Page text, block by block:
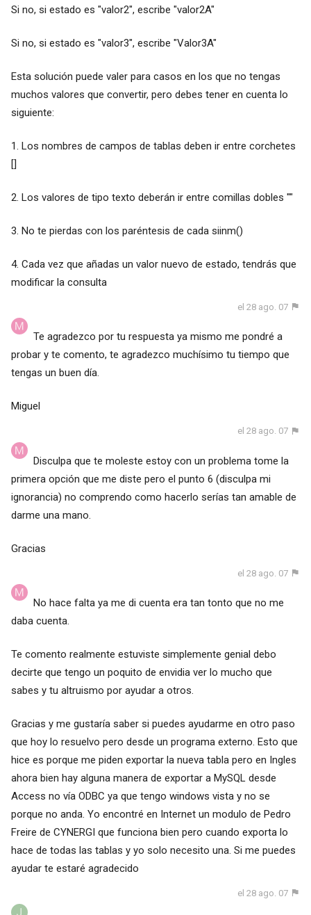
Si no, si estado es "valor2", escribe "valor2A"
Si no, si estado es "valor3", escribe "Valor3A"
Esta solución puede valer para casos en los que no tengas
muchos valores que convertir, pero debes tener en cuenta lo
siguiente:
1. Los nombres de campos de tablas deben ir entre corchetes
[]
2. Los valores de tipo texto deberán ir entre comillas dobles ""
3. No te pierdas con los paréntesis de cada siinm()
4. Cada vez que añadas un valor nuevo de estado, tendrás que
modificar la consulta
el 28 ago. 07
Te agradezco por tu respuesta ya mismo me pondré a
probar y te comento, te agradezco muchísimo tu tiempo que
tengas un buen día.
Miguel
el 28 ago. 07
Disculpa que te moleste estoy con un problema tome la
primera opción que me diste pero el punto 6 (disculpa mi
ignorancia) no comprendo como hacerlo serías tan amable de
darme una mano.
Gracias
el 28 ago. 07
No hace falta ya me di cuenta era tan tonto que no me
daba cuenta.
Te comento realmente estuviste simplemente genial debo
decirte que tengo un poquito de envidia ver lo mucho que
sabes y tu altruismo por ayudar a otros.
Gracias y me gustaría saber si puedes ayudarme en otro paso
que hoy lo resuelvo pero desde un programa externo. Esto que
hice es porque me piden exportar la nueva tabla pero en Ingles
ahora bien hay alguna manera de exportar a MySQL desde
Access no vía ODBC ya que tengo windows vista y no se
porque no anda. Yo encontré en Internet un modulo de Pedro
Freire de CYNERGI que funciona bien pero cuando exporta lo
hace de todas las tablas y yo solo necesito una. Si me puedes
ayudar te estaré agradecido
el 28 ago. 07